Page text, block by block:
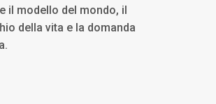
il modello del mondo, il
della vita e la domanda